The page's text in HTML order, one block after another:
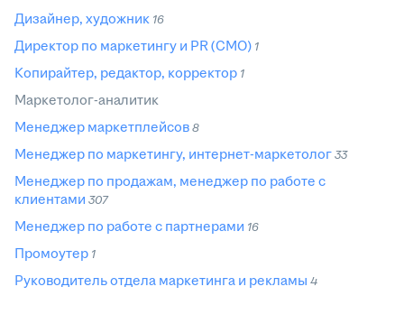
Дизайнер, художник 16
Директор по маркетингу и PR (CMO) 1
Копирайтер, редактор, корректор 1
Маркетолог-аналитик
Менеджер маркетплейсов 8
Менеджер по маркетингу, интернет-маркетолог 33
Менеджер по продажам, менеджер по работе с
клиентами 307
Менеджер по работе с партнерами 16
Промоутер 1
Руководитель отдела маркетинга и рекламы 4